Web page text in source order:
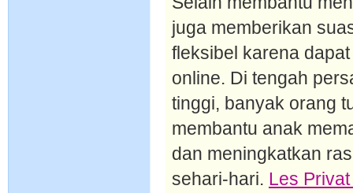
juga memberikan
fleksibel karena
online. Di tengah
tinggi, banyak orang
membantu anak
dan meningkatkan
sehari-hari. Les